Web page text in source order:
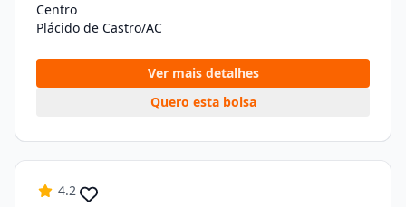
Centro
Plácido de Castro/AC
Ver mais detalhes
Quero esta bolsa
4.2